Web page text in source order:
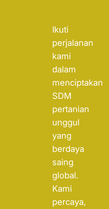
Ikuti
perjalanan
kami
dalam
menciptakan
SDM
pertanian
unggul
yang
berdaya
saing
global.
Kami
percaya,